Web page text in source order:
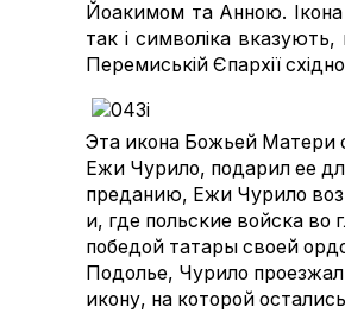
Йоакимом та Анною. Ікона
так і символіка
Перемиській Єпархії
Эта икона Божьей Матери
Ежи Чурило, подарил ее
преданию, Ежи Чурило
и, где польские войска
победой татары своей
Подолье, Чурило
икону, на которой